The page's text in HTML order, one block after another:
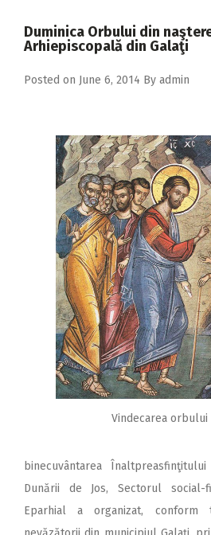
2017
Duminica Orbului din
Arhiepiscopală din Galaţi
Posted on June 6, 2014 By admin
Vindecarea orbului
binecuvântarea
Dunării de Jos, Sectorul social-
Eparhial a organizat, conform